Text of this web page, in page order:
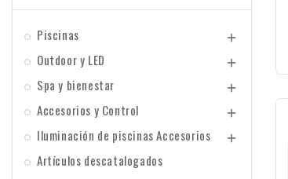
Piscinas 
Outdoor y LED 
Spa y bienestar 
Accesorios y Control 
Iluminación de piscinas Accesorios 
Artículos descatalogados